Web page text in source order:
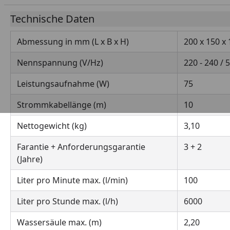
Technische Daten
Abmessung in mm (L x B x H)
200 x 150 x
Nennspannung (V/Hz)
220 - 240 /
Leistungsaufnahme (W)
75
Strommkabellänge (m)
10
Nettogewicht (kg)
3,10
Farantie + Anforderungsgarantie
(Jahre)
3 + 2
Liter pro Minute max. (l/min)
100
Liter pro Stunde max. (l/h)
6000
Wassersäule max. (m)
2,20